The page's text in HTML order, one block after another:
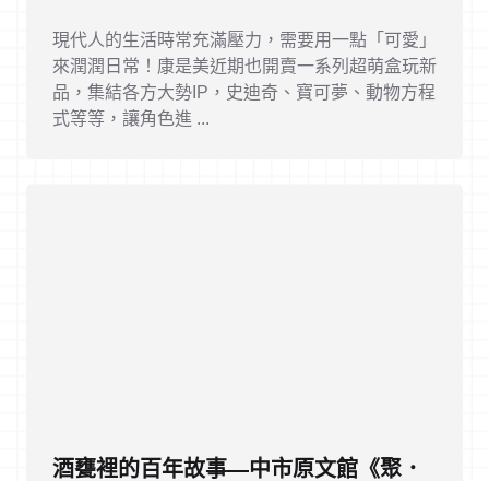
現代人的生活時常充滿壓力，需要用一點「可愛」
來潤潤日常！康是美近期也開賣一系列超萌盒玩新
品，集結各方大勢IP，史迪奇、寶可夢、動物方程
式等等，讓角色進 ...
酒甕裡的百年故事—中市原文館《聚．